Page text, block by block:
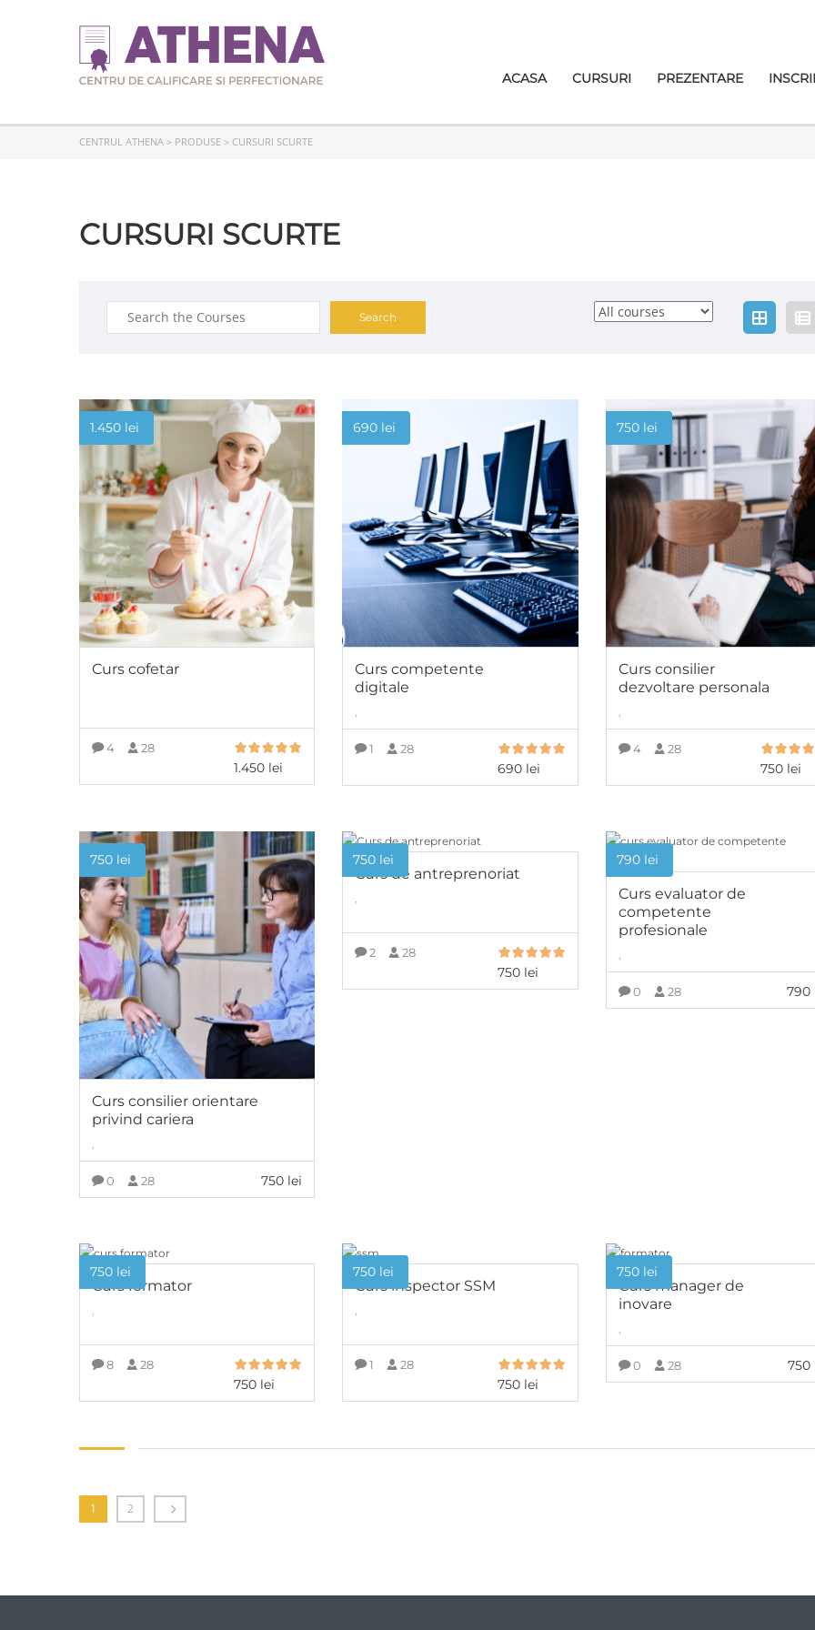
ACASA CURSURI PREZENTARE
CENTRUL ATHENA > PRODUSE > CURSURI SCURTE
CURSURI SCURTE
Search
for:
1.450 lei
Curs cofetar
4 28
1.450 lei
690 lei
Curs competente
digitale
1 28
690 lei
750 lei
Curs consilier
dezvoltare personala
4 28
750 lei
750 lei
Curs consilier orientare
privind cariera
0 28 750 lei
750 lei
Curs de antreprenoriat
2 28
750 lei
790 lei
Curs evaluator de
competente
profesionale
0 28 790
750 lei
Curs formator
8 28
750 lei
750 lei
Curs inspector SSM
1 28
750 lei
750 lei
Curs manager de
inovare
0 28 750
1 2